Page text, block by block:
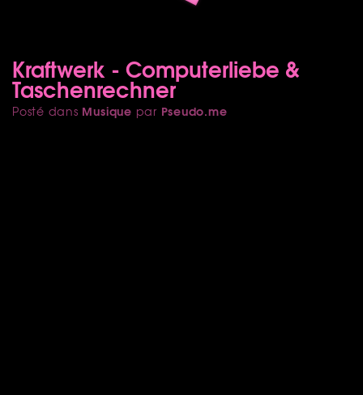
Kraftwerk - Computerliebe &
Taschenrechner
Posté dans Musique par Pseudo.me